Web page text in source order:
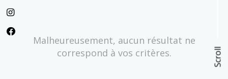
Scroll
Malheureusement, aucun résultat ne
correspond à vos critères.